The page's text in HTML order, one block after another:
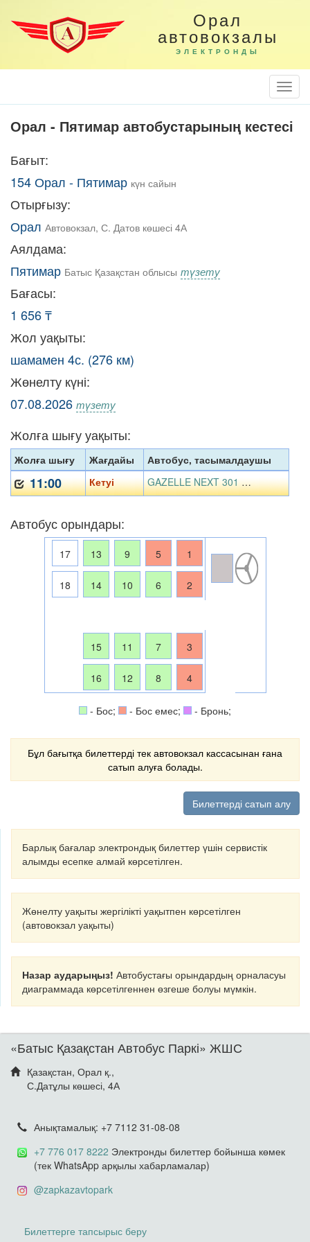
Орал
автовокзалы
ЭЛЕКТРОНДЫ
Орал - Пятимар автобустарының кестесі
Бағыт:
154 Орал - Пятимар күн сайын
Отырғызу:
Орал Автовокзал, С. Датов көшесі 4А
Аялдама:
Пятимар Батыс Қазақстан облысы түзету
Бағасы:
1 656 ₸
Жол уақыты:
шамамен 4с. (276 км)
Жөнелту күні:
07.08.2026 түзету
Жолға шығу уақыты:
Жолға шығу Жағдайы Автобус, тасымалдаушы
11:00 Кетуі GAZELLE NEXT 301 AIK 07, «Жібек Жолы» ЖК
Автобус орындары:
17 13 9 5 1
18 14 10 6 2
15 11 7 3
16 12 8 4
- Бос; - Бос емес; - Бронь;
Бұл бағытқа билеттерді тек автовокзал кассасынан ғана
сатып алуға болады.
Билеттерді сатып алу
Барлық бағалар электрондық билеттер үшін сервистік
алымды есепке алмай көрсетілген.
Жөнелту уақыты жергілікті уақытпен көрсетілген
(автовокзал уақыты)
Назар аударыңыз! Автобустағы орындардың орналасуы
диаграммада көрсетілгеннен өзгеше болуы мүмкін.
«Батыс Қазақстан Автобус Паркі» ЖШС
Қазақстан, Орал қ.,
С.Датұлы көшесі, 4А
Анықтамалық: +7 7112 31-08-08
+7 776 017 8222 Электронды билеттер бойынша көмек
(тек WhatsApp арқылы хабарламалар)
@zapkazavtopark
Билеттерге тапсырыс беру